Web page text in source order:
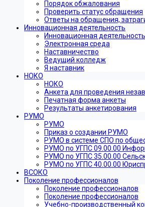
Порядок обжалования
Проверить статус обращения
Ответы на обращения,
Инновационная деятельность
Инновационная деятельность
Электронная среда
Наставничество
Ведущий колледж
Я наставник
НОКО
НОКО
Анкета для проведения
Печатная форма анкеты
Результаты анкетирования
РУМО
РУМО
Приказ о создании РУМО
РУМО в системе СПО по
РУМО по УГПС 09.00.00
РУМО по УГПС 35.00.00
РУМО по УГПС 40.00.00
ВСОКО
Поколение профессионалов
Поколение профессионалов
Поколение профессионалов
Учебно-производственный